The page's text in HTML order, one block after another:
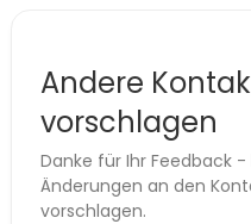
Andere
vorschlagen
Danke für Ihr Feedback
Änderungen an den
vorschlagen.